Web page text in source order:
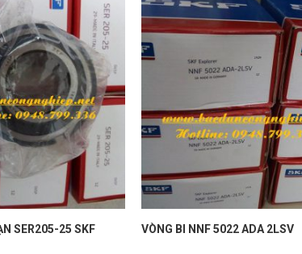
SER205-25 SKF VÒNG BI NNF 5022 ADA 2LSV